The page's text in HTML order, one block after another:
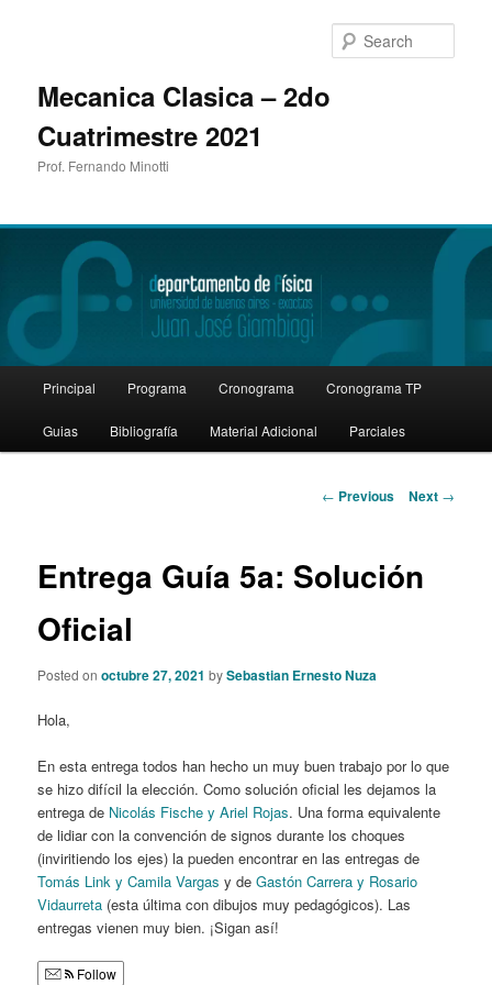
Mecanica Clasica – 2do
Cuatrimestre 2021
Prof. Fernando Minotti
Skip
to
Principal Programa Cronograma Cronograma TP
Guias Bibliografía Material Adicional Parciales
Post
← Previous Next →
Entrega Guía 5a: Solución
Oficial
Posted onoctubre 27, 2021 bySebastian Ernesto Nuza
Hola,
En esta entrega todos han hecho un muy buen trabajo por lo que
se hizo difícil la elección. Como solución oficial les dejamos la
entrega de Nicolás Fische y Ariel Rojas. Una forma equivalente
de lidiar con la convención de signos durante los choques
(inviritiendo los ejes) la pueden encontrar en las entregas de
Tomás Link y Camila Vargas y deGastón Carrera y Rosario
Vidaurreta (esta última con dibujos muy pedagógicos). Las
entregas vienen muy bien. ¡Sigan así!
Follow